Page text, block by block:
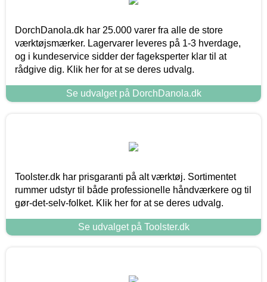
DorchDanola.dk har 25.000 varer fra alle de store
værktøjsmærker. Lagervarer leveres på 1-3 hverdage,
og i kundeservice sidder der fageksperter klar til at
rådgive dig. Klik her for at se deres udvalg.
Se udvalget på DorchDanola.dk
Toolster.dk har prisgaranti på alt værktøj. Sortimentet
rummer udstyr til både professionelle håndværkere og til
gør-det-selv-folket. Klik her for at se deres udvalg.
Se udvalget på Toolster.dk